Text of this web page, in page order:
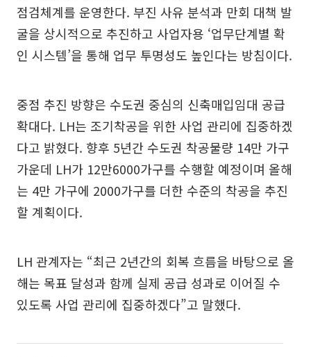
점검체계를 운영한다. 부진 사유 분석과 만회 대책 발
굴을 상시적으로 추진하고 사업자용 ‘업무단계별 확
인 시스템’을 통해 업무 투명성도 높인다는 방침이다.
중점 추진 방향은 수도권 중심의 신축매입임대 공급
확대다. LH는 조기착공을 위한 사업 관리에 집중하겠
다고 밝혔다. 향후 5년간 수도권 착공물량 14만 가구
가운데 LH가 12만6000가구를 수행할 예정이며 올해
는 4만 가구에 2000가구를 더한 수준의 착공을 추진
할 계획이다.
LH 관계자는 “최근 2년간의 회복 흐름을 바탕으로 올
해는 목표 달성과 함께 실제 공급 성과로 이어질 수
있도록 사업 관리에 집중하겠다”고 말했다.